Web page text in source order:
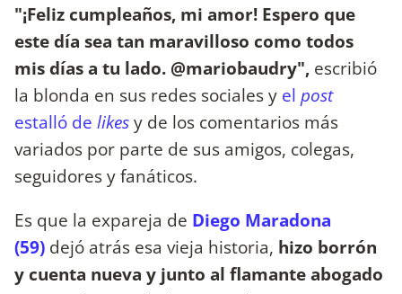
"¡Feliz cumpleaños, mi amor! Espero que
este día sea tan maravilloso como todos
mis días a tu lado. @mariobaudry", escribió
la blonda en sus redes sociales y el post
estalló de likesy de los comentarios más
variados por parte de sus amigos, colegas,
seguidores y fanáticos.
Es que la expareja de Diego Maradona
(59) dejó atrás esa vieja historia, hizo borrón
y cuenta nueva y junto al flamante abogado